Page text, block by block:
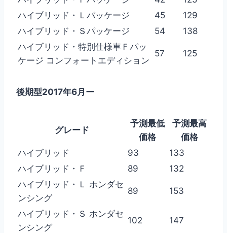
ハイブリッド・Ｌパッケージ
45
129
ハイブリッド・Ｓパッケージ
54
138
ハイブリッド・特別仕様車Ｆパッ
ケージ コンフォートエディション
57 125
後期型2017年6月ー
グレード
予測最低
価格
予測最高
価格
ハイブリッド
93
133
ハイブリッド・Ｆ
89
132
ハイブリッド・Ｌ ホンダセ
ンシング
89 153
ハイブリッド・Ｓ ホンダセ
ンシング
102 147